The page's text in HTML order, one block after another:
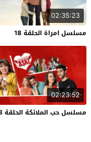
02:35:23
مسلسل امراة الحلقة 18
02:23:52
مسلسل حب الملائكة الحلقة 3